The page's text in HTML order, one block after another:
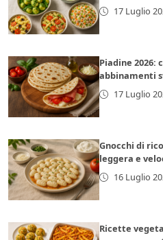
17 Luglio
Piadine
abbinamenti
17 Luglio
Gnocchi di
leggera e
16 Luglio
Ricette